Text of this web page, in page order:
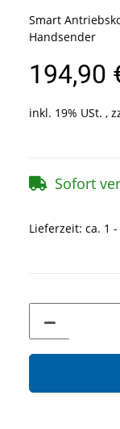
Smart
Handsender
194,90
inkl. 19% USt. ,
Sofort
Lieferzeit: ca. 1